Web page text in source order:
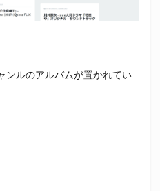
ンルのアルバムが置かれてい